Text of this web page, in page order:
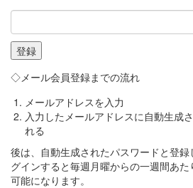
◇メール会員登録までの流れ
メールアドレスを入力
入力したメールアドレスに自動生成
れる
後は、自動生成されたパスワードと登
グインすると毎週月曜からの一週間あ
可能になります。